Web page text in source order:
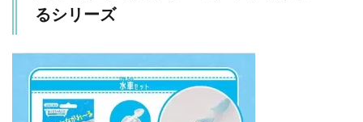
るシリーズ